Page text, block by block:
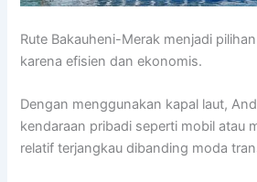
Rute Bakauheni-Merak menjadi
karena efisien dan ekonomis.
Dengan menggunakan kapal laut,
kendaraan pribadi seperti mobil atau
relatif terjangkau dibanding moda